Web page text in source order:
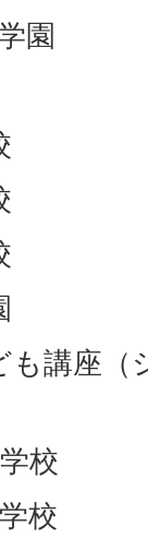
園
も講座（
校
校